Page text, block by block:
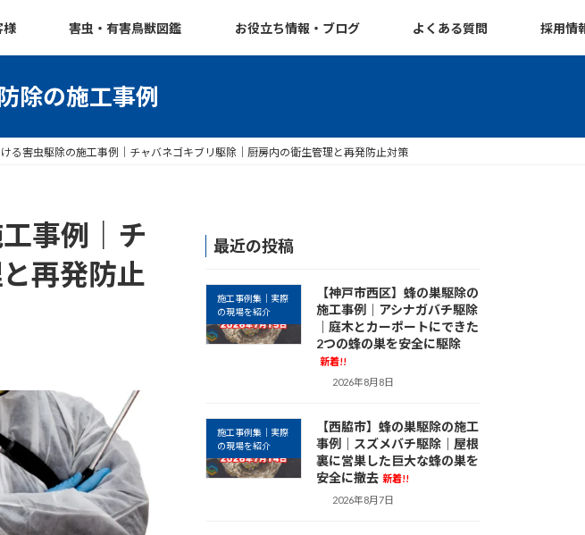
様 害虫・有害鳥獣図鑑 お役立ち情報・ブログ よくある質問 採用情
除の施工事例
ける害虫駆除の施工事例｜チャバネゴキブリ駆除｜厨房内の衛生管理と再発防止対策
事例｜チ
再発防止
最近の投稿
施工事例集｜実際
の現場を紹介
【神戸市西区】蜂の巣駆除の
施工事例｜アシナガバチ駆除
｜庭木とカーポートにできた
2つの蜂の巣を安全に駆除
新着!!
2026年8月8日
施工事例集｜実際
の現場を紹介
【西脇市】蜂の巣駆除の施工
事例｜スズメバチ駆除｜屋根
裏に営巣した巨大な蜂の巣を
安全に撤去 新着!!
2026年8月7日